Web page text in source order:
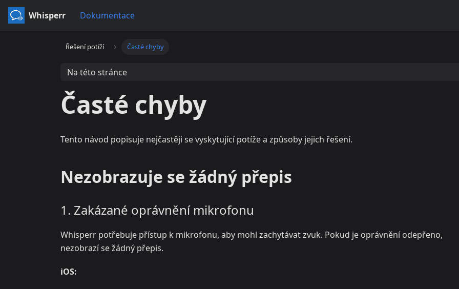
Whisperr Dokumentace
Řešení potíží Časté chyby
Na této stránce
Časté chyby
Tento návod popisuje nejčastěji se vyskytující potíže a způsoby jejich řešení.
Nezobrazuje se žádný přepis
1. Zakázané oprávnění mikrofonu
Whisperr potřebuje přístup k mikrofonu, aby mohl zachytávat zvuk. Pokud je oprávnění odepřeno,
nezobrazí se žádný přepis.
iOS: